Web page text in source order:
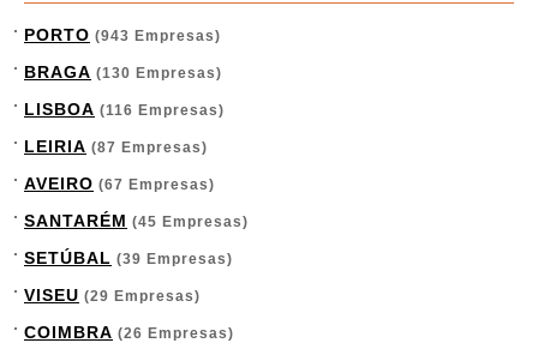
PORTO (943 Empresas)
BRAGA (130 Empresas)
LISBOA (116 Empresas)
LEIRIA (87 Empresas)
AVEIRO (67 Empresas)
SANTARÉM (45 Empresas)
SETÚBAL (39 Empresas)
VISEU (29 Empresas)
COIMBRA (26 Empresas)